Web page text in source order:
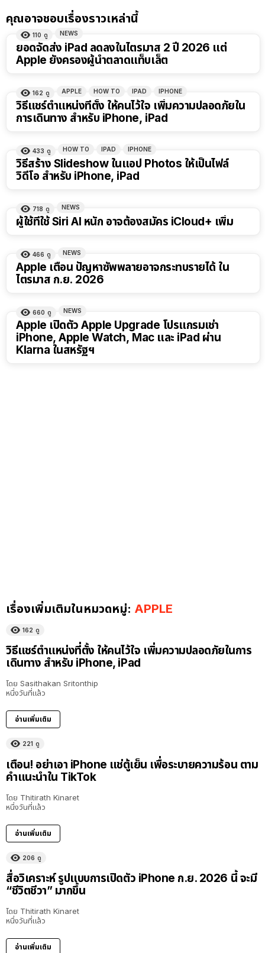
คุณอาจชอบเรื่องราวเหล่านี้
110 ดู NEWS
ยอดจัดส่ง iPad ลดลงในไตรมาส 2 ปี 2026 แต่
Apple ยังครองผู้นำตลาดแท็บเล็ต
162 ดู APPLE HOW TO IPAD IPHONE
วิธีแชร์ตำแหน่งที่ตั้ง ให้คนไว้ใจ เพิ่มความปลอดภัยใน
การเดินทาง สำหรับ iPhone, iPad
433 ดู HOW TO IPAD IPHONE
วิธีสร้าง Slideshow ในแอป Photos ให้เป็นไฟล์
วิดีโอ สำหรับ iPhone, iPad
718 ดู NEWS
ผู้ใช้ที่ใช้ Siri AI หนัก อาจต้องสมัคร iCloud+ เพิ่ม
466 ดู NEWS
Apple เตือน ปัญหาซัพพลายอาจกระทบรายได้ ใน
ไตรมาส ก.ย. 2026
660 ดู NEWS
Apple เปิดตัว Apple Upgrade โปรแกรมเช่า
iPhone, Apple Watch, Mac และ iPad ผ่าน
Klarna ในสหรัฐฯ
เรื่องเพิ่มเติมในหมวดหมู่: APPLE
162 ดู
วิธีแชร์ตำแหน่งที่ตั้ง ให้คนไว้ใจ เพิ่มความปลอดภัยในการ
เดินทาง สำหรับ iPhone, iPad
โดย Sasithakan Sritonthip
หนึ่งวันที่แล้ว
อ่านเพิ่มเติม
221 ดู
เตือน! อย่าเอา iPhone แช่ตู้เย็น เพื่อระบายความร้อน ตาม
คำแนะนำใน TikTok
โดย Thitirath Kinaret
หนึ่งวันที่แล้ว
อ่านเพิ่มเติม
206 ดู
สื่อวิเคราะห์ รูปแบบการเปิดตัว iPhone ก.ย. 2026 นี้ จะมี
“ชีวิตชีวา” มากขึ้น
โดย Thitirath Kinaret
หนึ่งวันที่แล้ว
อ่านเพิ่มเติม